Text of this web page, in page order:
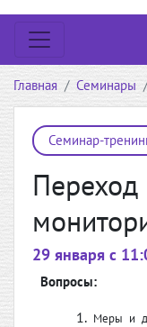
Главная Семинары
Семинар-
Переход
29 января c
Вопросы:
Меры и